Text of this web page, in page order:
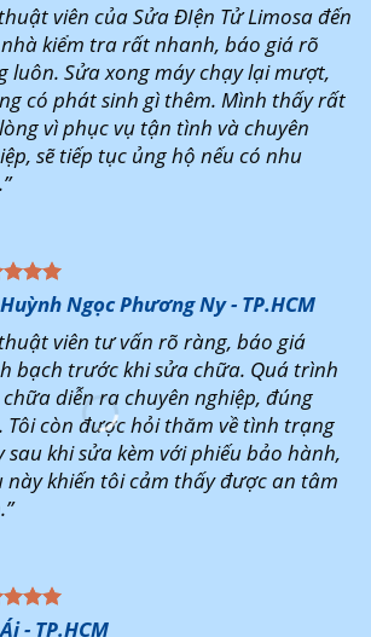
thuật viên của Sửa ĐIện Tử Limosa đến
kiểm tra rất nhanh, báo giá rõ
luôn. Sửa xong máy chạy lại mượt,
có phát sinh gì thêm. Mình thấy rất
vì phục vụ tận tình và chuyên
sẽ tiếp tục ủng hộ nếu có nhu
Ngọc Phương Ny - TP.HCM
thuật viên tư vấn rõ ràng, báo giá
bạch trước khi sửa chữa. Quá trình
diễn ra chuyên nghiệp, đúng
Tôi còn được hỏi thăm về tình trạng
sau khi sửa kèm với phiếu bảo hành,
này khiến tôi cảm thấy được an tâm
- TP.HCM